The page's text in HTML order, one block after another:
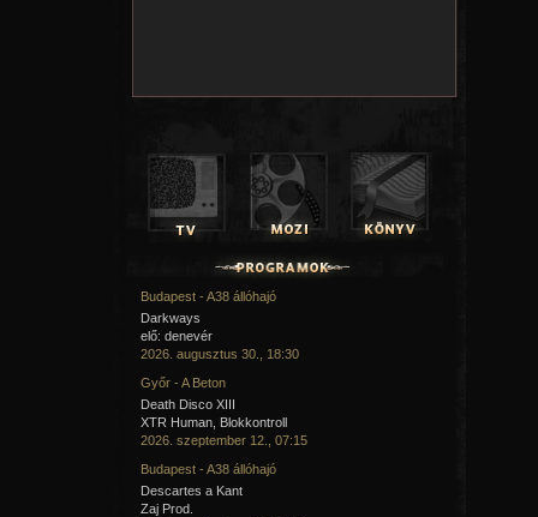
Budapest - A38 állóhajó
Darkways
elő: denevér
2026. augusztus 30., 18:30
Győr - A Beton
Death Disco XIII
XTR Human, Blokkontroll
2026. szeptember 12., 07:15
Budapest - A38 állóhajó
Descartes a Kant
Zaj Prod.